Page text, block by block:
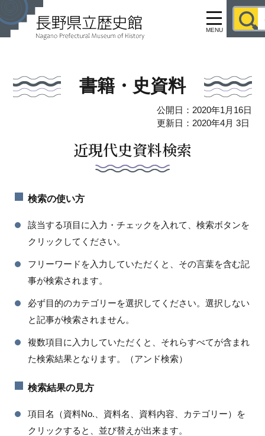
MENU
書籍・史資料
公開日：2020年1月16日
更新日：2020年4月 3日
近現代史資料検索
検索の使い方
該当する項目に入力・チェックを入れて、検索ボタンを
クリックしてください。
フリーワードを入力していただくと、その言葉を含む記
事が検索されます。
必ず目的のカテゴリーを選択してください。選択しない
と記事が検索されません。
複数項目に入力していただくと、それらすべてが含まれ
た検索結果となります。（アンド検索）
検索結果の見方
項目名（資料No.、資料名、資料内容、カテゴリー）を
クリックすると、並び替えが出来ます。